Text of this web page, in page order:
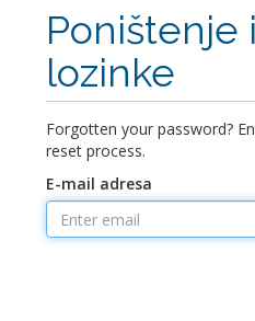
Poništenje
lozinke
Forgotten your password?
reset process.
E-mail adresa